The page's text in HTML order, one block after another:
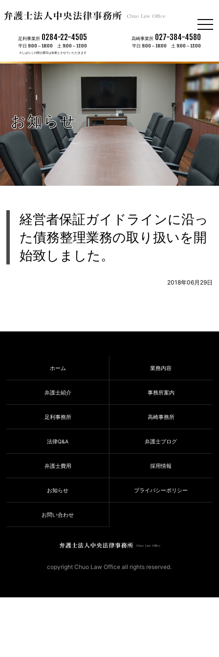
高崎事業所 027-384-4580
平日 9:00～18:00 土 9:00～12:00
足利事業所 0284-22-4505
平日 9:00～18:00 土 9:00～12:00
※しばらくの間土曜日は休業とさせていただきます
お知らせ
経営者保証ガイドラインに沿っ
た債務整理業務の取り扱いを開
始致しました。
2018年06月29日
ホーム 業務内容
弁護士紹介 事務所案内
足利事務所 高崎事務所
法律Q&A 弁護士ブログ
弁護士費用 採用情報
お知らせ プライバシーポリシー
お問い合わせ
copyright Chuo Law Office all rights reserved.